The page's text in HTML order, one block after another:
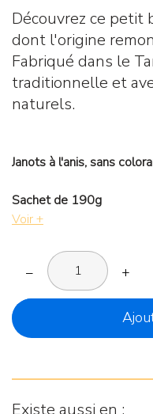
Découvrez ce petit
dont l'origine
Fabriqué dans le
traditionnelle et
naturels.
Janots à l'anis, sans
Sachet de 190g
Voir +
– +
Existe aussi en :